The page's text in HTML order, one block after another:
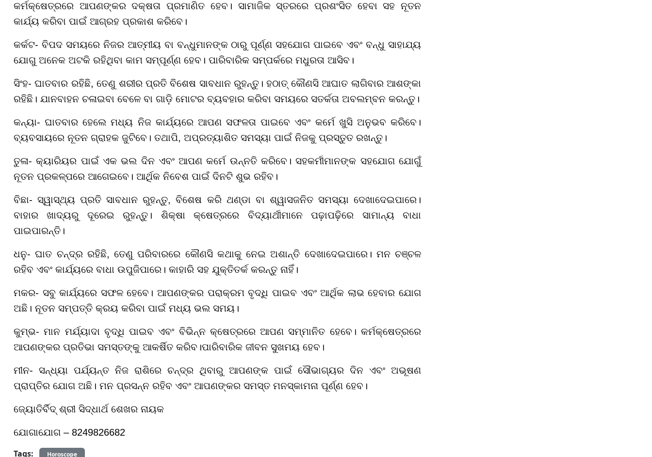
କର୍ମକ୍ଷେତ୍ରରେ ଆପଣଙ୍କର ଦକ୍ଷତା ପ୍ରମାଣିତ ହେବ। ସାମାଜିକ ସ୍ତରରେ ପ୍ରଶଂସିତ ହେବା ସହ ନୂତନ
କାର୍ଯ୍ୟ କରିବା ପାଇଁ ଆଗ୍ରହ ପ୍ରକାଶ କରିବେ।
କର୍କଟ- ବିପଦ ସମୟରେ ନିଜର ଆତ୍ମୀୟ ବା ବନ୍ଧୁମାନଙ୍କ ଠାରୁ ପୂର୍ଣ୍ଣ ସହଯୋଗ ପାଇବେ ଏବଂ ବନ୍ଧୁ ସାହାଯ୍ୟ
ଯୋଗୁ ଅନେକ ଅଟକି ରହିଥିବା କାମ ସମ୍ପୂର୍ଣ୍ଣ ହେବ। ପାରିବାରିକ ସମ୍ପର୍କରେ ମଧୁରତା ଆସିବ।
ସିଂହ- ଘାତବାର ରହିଛି, ତେଣୁ ଶରୀର ପ୍ରତି ବିଶେଷ ସାବଧାନ ରୁହନ୍ତୁ। ହଠାତ୍ କୌଣସି ଆଘାତ ଲାଗିବାର ଆଶଙ୍କା
ରହିଛି। ଯାନବାହନ ଚଳାଇବା ବେଳେ ବା ଗାଡ଼ି ମୋଟର ବ୍ୟବହାର କରିବା ସମୟରେ ସତର୍କତା ଅବଲମ୍ବନ କରନ୍ତୁ।
କନ୍ୟା- ଘାତବାର ହେଲେ ମଧ୍ୟ ନିଜ କାର୍ଯ୍ୟରେ ଆପଣ ସଫଳତା ପାଇବେ ଏବଂ କର୍ମେ ଖୁସି ଅନୁଭବ କରିବେ।
ବ୍ୟବସାୟରେ ନୂତନ ଗ୍ରାହକ ଜୁଟିବେ। ତଥାପି, ଅପ୍ରତ୍ୟାଶିତ ସମସ୍ୟା ପାଇଁ ନିଜକୁ ପ୍ରସ୍ତୁତ ରଖନ୍ତୁ।
ତୁଳା- କ୍ୟାରିୟର ପାଇଁ ଏକ ଭଲ ଦିନ ଏବଂ ଆପଣ କର୍ମେ ଉନ୍ନତି କରିବେ। ସହକର୍ମୀମାନଙ୍କ ସହଯୋଗ ଯୋଗୁଁ
ନୂତନ ପ୍ରକଳ୍ପରେ ଆଗେଇବେ। ଆର୍ଥିକ ନିବେଶ ପାଇଁ ଦିନଟି ଶୁଭ ରହିବ।
ବିଛା- ସ୍ୱାସ୍ଥ୍ୟ ପ୍ରତି ସାବଧାନ ରୁହନ୍ତୁ, ବିଶେଷ କରି ଥଣ୍ଡା ବା ଶ୍ୱାସଜନିତ ସମସ୍ୟା ଦେଖାଦେଇପାରେ।
ବାହାର ଖାଦ୍ୟରୁ ଦୂରେଇ ରୁହନ୍ତୁ। ଶିକ୍ଷା କ୍ଷେତ୍ରରେ ବିଦ୍ୟାର୍ଥୀମାନେ ପଢ଼ାପଢ଼ିରେ ସାମାନ୍ୟ ବାଧା
ପାଇପାରନ୍ତି।
ଧନୁ- ଘାତ ଚନ୍ଦ୍ର ରହିଛି, ତେଣୁ ପରିବାରରେ କୌଣସି କଥାକୁ ନେଇ ଅଶାନ୍ତି ଦେଖାଦେଇପାରେ। ମନ ଚଞ୍ଚଳ
ରହିବ ଏବଂ କାର୍ଯ୍ୟରେ ବାଧା ଉପୁଜିପାରେ। କାହାରି ସହ ଯୁକ୍ତିତର୍କ କରନ୍ତୁ ନାହିଁ।
ମକର- ସବୁ କାର୍ଯ୍ୟରେ ସଫଳ ହେବେ। ଆପଣଙ୍କର ପରାକ୍ରମ ବୃଦ୍ଧି ପାଇବ ଏବଂ ଆର୍ଥିକ ଲାଭ ହେବାର ଯୋଗ
ଅଛି। ନୂତନ ସମ୍ପତ୍ତି କ୍ରୟ କରିବା ପାଇଁ ମଧ୍ୟ ଭଲ ସମୟ।
କୁମ୍ଭ- ମାନ ମର୍ଯ୍ୟାଦା ବୃଦ୍ଧି ପାଇବ ଏବଂ ବିଭିନ୍ନ କ୍ଷେତ୍ରରେ ଆପଣ ସମ୍ମାନିତ ହେବେ। କର୍ମକ୍ଷେତ୍ରରେ
ଆପଣଙ୍କର ପ୍ରତିଭା ସମସ୍ତଙ୍କୁ ଆକର୍ଷିତ କରିବ।ପାରିବାରିକ ଜୀବନ ସୁଖମୟ ହେବ।
ମୀନ- ସନ୍ଧ୍ୟା ପର୍ଯ୍ୟନ୍ତ ନିଜ ରାଶିରେ ଚନ୍ଦ୍ର ଥିବାରୁ ଆପଣଙ୍କ ପାଇଁ ସୌଭାଗ୍ୟର ଦିନ ଏବଂ ଅଭୂଷଣ
ପ୍ରାପ୍ତିର ଯୋଗ ଅଛି। ମନ ପ୍ରସନ୍ନ ରହିବ ଏବଂ ଆପଣଙ୍କର ସମସ୍ତ ମନସ୍କାମନା ପୂର୍ଣ୍ଣ ହେବ।
ଜ୍ୟୋତିର୍ବିଦ୍ ଶ୍ରୀ ସିଦ୍ଧାର୍ଥ ଶେଖର ନାୟକ
ଯୋଗାଯୋଗ – 8249826682
Tags:
Horoscope